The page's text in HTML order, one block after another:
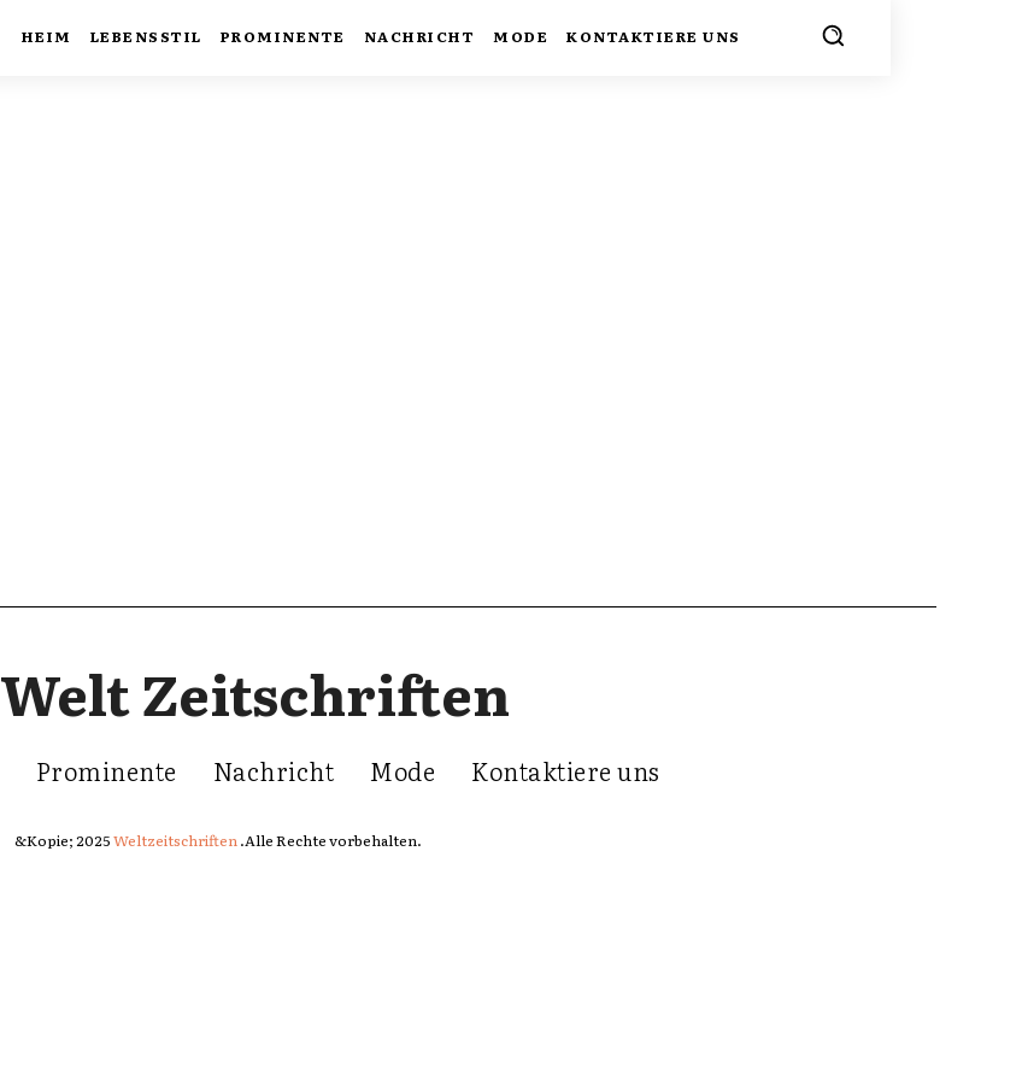
HEIM LEBENSSTIL PROMINENTE NACHRICHT MODE KONTAKTIERE UNS
Welt Zeitschriften
Prominente Nachricht Mode Kontaktiere uns
&Kopie; 2025Weltzeitschriften.Alle Rechte vorbehalten.